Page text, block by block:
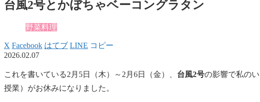
台風2号とかぼちゃベーコングラタン
野菜料理
X Facebook はてブ LINE コピー
2026.02.07
これを書いている2月5日（木）～2月6日（金）、 台風2号の影響で私の
授業）がお休みになりました。